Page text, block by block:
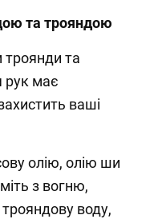
та трояндою
та
рук має
ваші
олію, олію ши
з вогню,
воду,